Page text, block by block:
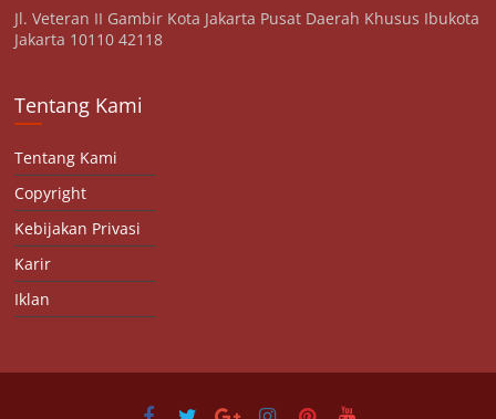
Jl. Veteran II Gambir Kota Jakarta Pusat Daerah Khusus Ibukota
Jakarta 10110 42118
Tentang Kami
Tentang Kami
Copyright
Kebijakan Privasi
Karir
Iklan